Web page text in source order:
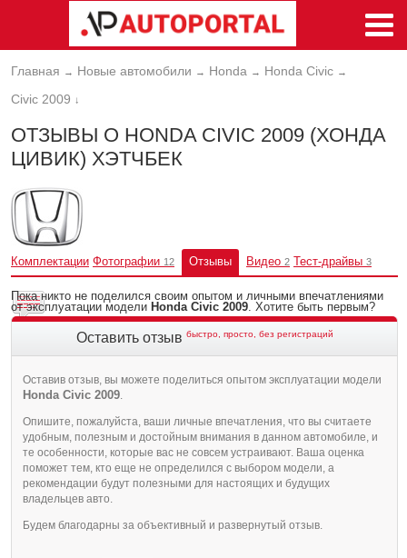
Главная → Новые автомобили → Honda → Honda Civic →
Civic 2009 ↓
ОТЗЫВЫ О HONDA CIVIC 2009 (ХОНДА
ЦИВИК) ХЭТЧБЕК
Комплектации Фотографии 12 Отзывы Видео 2 Тест-драйвы 3
Пока никто не поделился своим опытом и личными впечатлениями
от эксплуатации модели Honda Civic 2009 . Хотите быть первым?
Оставить отзыв быстро, просто, без регистраций
Оставив отзыв, вы можете поделиться опытом эксплуатации модели
Honda Civic 2009.
Опишите, пожалуйста, ваши личные впечатления, что вы считаете
удобным, полезным и достойным внимания в данном автомобиле, и
те особенности, которые вас не совсем устраивают. Ваша оценка
поможет тем, кто еще не определился с выбором модели, а
рекомендации будут полезными для настоящих и будущих
владельцев авто.
Будем благодарны за объективный и развернутый отзыв.